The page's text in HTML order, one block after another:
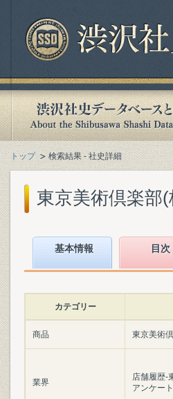
トップ 検索結果 - 社史詳細
東京美術倶楽部
基本情報 目次
カテゴリー
商品 東京美術
業界
店舗履歴-
アンケー